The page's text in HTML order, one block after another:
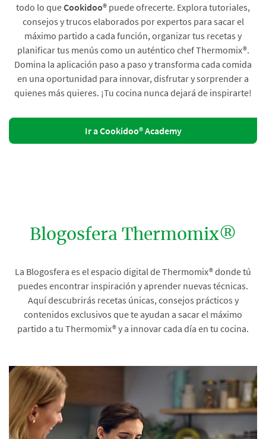
todo lo queCookidoo® puede ofrecerte. Explora tutoriales,
consejos y trucos elaborados por expertos para sacar el
máximo partido a cada función, organizar tus recetas y
planificar tus menús como un auténtico chef Thermomix®.
Domina la aplicación paso a paso y transforma cada comida
en una oportunidad para innovar, disfrutar y sorprender a
quienes más quieres. ¡Tu cocina nunca dejará de inspirarte!
Ir a Cookidoo® Academy
Blogosfera Thermomix®
La Blogosfera es el espacio digital de Thermomix® donde tú
puedes encontrar inspiración y aprender nuevas técnicas.
Aquí descubrirás recetas únicas, consejos prácticos y
contenidos exclusivos que te ayudan a sacar el máximo
partido a tu Thermomix® y a innovar cada día en tu cocina.